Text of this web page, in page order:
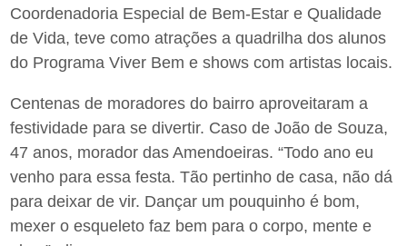
Coordenadoria Especial de Bem-Estar e Qualidade
de Vida, teve como atrações a quadrilha dos alunos
do Programa Viver Bem e shows com artistas locais.
Centenas de moradores do bairro aproveitaram a
festividade para se divertir. Caso de João de Souza,
47 anos, morador das Amendoeiras. “Todo ano eu
venho para essa festa. Tão pertinho de casa, não dá
para deixar de vir. Dançar um pouquinho é bom,
mexer o esqueleto faz bem para o corpo, mente e